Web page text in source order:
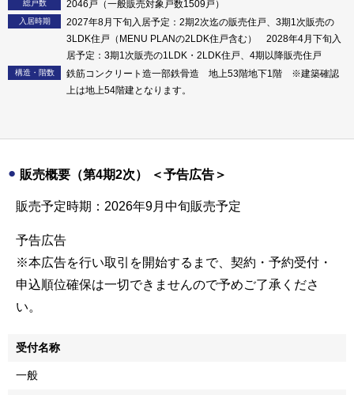
総戸数 2046戸（一般販売対象戸数1509戸）
入居時期
2027年8月下旬入居予定：2期2次迄の販売住戸、3期1次販売の
3LDK住戸（MENU PLANの2LDK住戸含む） 2028年4月下旬入
居予定：3期1次販売の1LDK・2LDK住戸、4期以降販売住戸
構造・階数
鉄筋コンクリート造一部鉄骨造 地上53階地下1階 ※建築確認
上は地上54階建となります。
販売概要（第4期2次） ＜予告広告＞
販売予定時期：2026年9月中旬販売予定
予告広告
※本広告を行い取引を開始するまで、契約・予約受付・
申込順位確保は一切できませんので予めご了承くださ
い。
受付名称
一般